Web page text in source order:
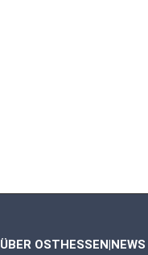
ÜBER OSTHESSEN|NEWS